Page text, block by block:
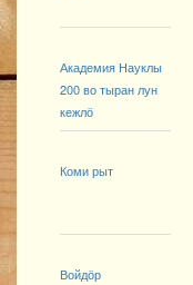
Академия Науклы
200 во тыран лун
кежлӧ
Коми рыт
Войдӧр